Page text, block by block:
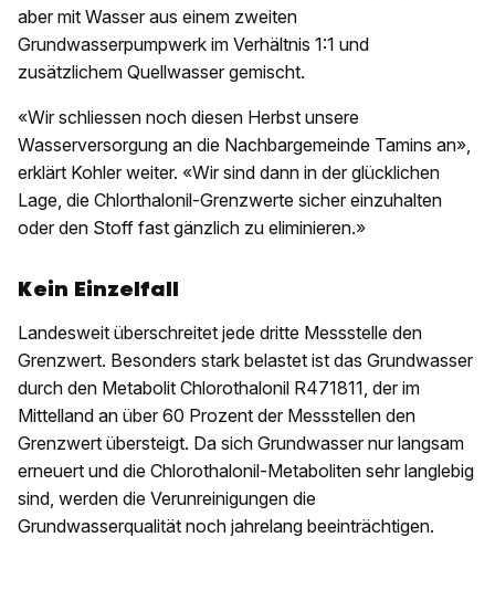
aber mit Wasser aus einem zweiten
Grundwasserpumpwerk im Verhältnis 1:1 und
zusätzlichem Quellwasser gemischt.
«Wir schliessen noch diesen Herbst unsere
Wasserversorgung an die Nachbargemeinde Tamins an»,
erklärt Kohler weiter. «Wir sind dann in der glücklichen
Lage, die Chlorthalonil-Grenzwerte sicher einzuhalten
oder den Stoff fast gänzlich zu eliminieren.»
Kein Einzelfall
Landesweit überschreitet jede dritte Messstelle den
Grenzwert. Besonders stark belastet ist das Grundwasser
durch den Metabolit Chlorothalonil R471811, der im
Mittelland an über 60 Prozent der Messstellen den
Grenzwert übersteigt. Da sich Grundwasser nur langsam
erneuert und die Chlorothalonil-Metaboliten sehr langlebig
sind, werden die Verunreinigungen die
Grundwasserqualität noch jahrelang beeinträchtigen.